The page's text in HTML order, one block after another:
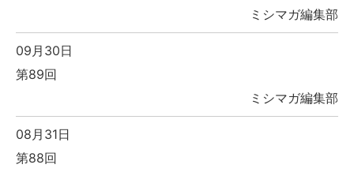
ミシマガ編集部
09月30日
第89回
ミシマガ編集部
08月31日
第88回